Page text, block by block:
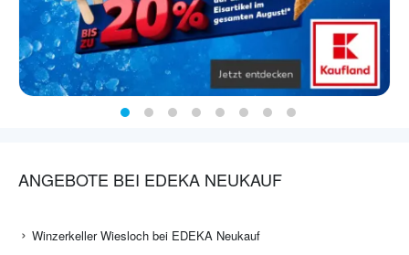
ANGEBOTE BEI EDEKA NEUKAUF
Winzerkeller Wiesloch bei EDEKA Neukauf